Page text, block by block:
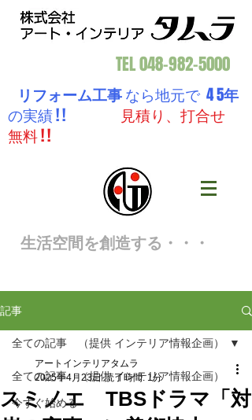
TEL048-982-5000
リフォーム工事なら地元で 4 5年
の実績 ! !
見積り、打合せ
無料 ! !
生活空間を創造する・・・
記事
全ての記事 （提供 インテリア情報企画）
今すぐ始める
全ての記事 （提供 インテリア情報企画）
スミノエ TBSドラマ「対
アートインテリアタムラ
2025年4月23日 読了時間: 1分